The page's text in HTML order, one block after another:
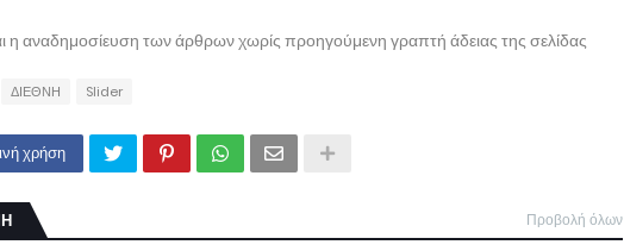
η αναδημοσίευση των άρθρων χωρίς προηγούμενη γραπτή άδειας της σελίδας
ΔΙΕΘΝΗ Slider
χρήση
Προβολή όλων